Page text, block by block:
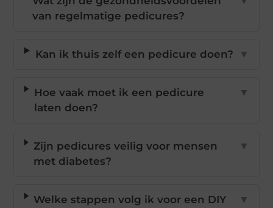
van regelmatige pedicures?
Kan ik thuis zelf een pedicure doen? ▼
Hoe vaak moet ik een pedicure
laten doen?
▼
Zijn pedicures veilig voor mensen
met diabetes?
▼
Welke stappen volg ik voor een DIY
▼